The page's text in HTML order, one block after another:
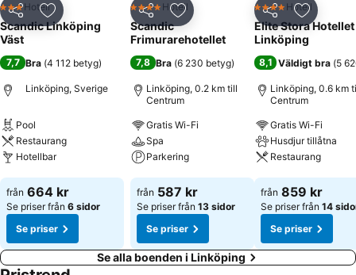
Dela Lägg till i Mina Favoriter
3 Stjärnor
Hotell
Scandic Linköping
Väst
7,7 Bra (4 112 betyg)
Linköping, Sverige
Pool
Restaurang
Hotellbar
Se priser
från 664 kr
Se priser från 6 sidor
Se priser
Dela Lägg till i Mina Favoriter
4 StjärnorHotell
Scandic
Frimurarehotellet
7,8 Bra (6 230 betyg)
Linköping, 0.2 km till
Centrum
Gratis Wi-Fi
Spa
Parkering
Se priser
från 587 kr
Se priser från 13 sidor
Se priser
Dela Lägg till
4 StjärnorHotell
Elite Stora Hotellet
Linköping
8,1 Väldigt bra (5
Linköping, 0.6 km
Centrum
Gratis Wi-Fi
Husdjur tillåtna
Restaurang
Se priser
från 859 kr
Se priser från 14
Se priser
Se alla boenden i Linköping